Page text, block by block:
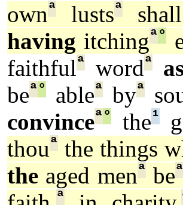
ownª lustsª
having itchingª°
faithfulª wordª
beª° ableªbyª
convinceª° the¹
thouª the things
the aged menª beª
ª